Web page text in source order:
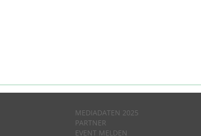
MEDIADATEN 2025
PARTNER
EVENT MELDEN